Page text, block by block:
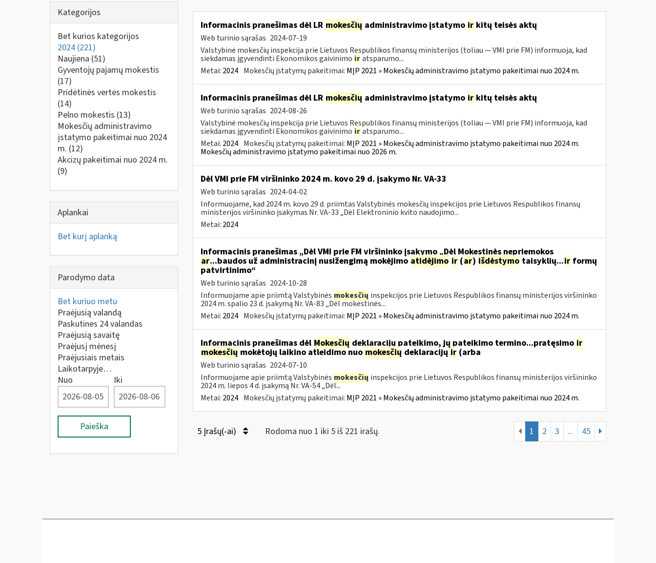
Kategorijos
Bet kurios kategorijos
2024 (221)
Naujiena (51)
Gyventojų pajamų mokestis
(17)
Pridėtinės vertės mokestis
(14)
Pelno mokestis (13)
Mokesčių administravimo
įstatymo pakeitimai nuo 2024
m. (12)
Akcizų pakeitimai nuo 2024 m.
(9)
Aplankai
Bet kurį aplanką
Parodymo data
Bet kuriuo metu
Praėjusią valandą
Paskutines 24 valandas
Praėjusią savaitę
Praėjusį mėnesį
Praėjusiais metais
Laikotarpyje…
Nuo
Iki
Paieška
Informacinis pranešimas dėl LR mokesčių administravimo įstatymo irkitų teisės aktų
Web turinio sąrašas 2024-07-19
Valstybinė mokesčių inspekcija prie Lietuvos Respublikos finansų ministerijos (toliau — VMI prie FM) informuoja, kad
siekdamas įgyvendinti Ekonomikos gaivinimo ir atsparumo...
Metai: 2024 Mokesčių įstatymų pakeitimai: MĮP 2021 » Mokesčių administravimo įstatymo pakeitimai nuo 2024 m.
Informacinis pranešimas dėl LR mokesčių administravimo įstatymo irkitų teisės aktų
Web turinio sąrašas 2024-08-26
Valstybinė mokesčių inspekcija prie Lietuvos Respublikos finansų ministerijos (toliau — VMI prie FM) informuoja, kad
siekdamas įgyvendinti Ekonomikos gaivinimo ir atsparumo...
Metai: 2024 Mokesčių įstatymų pakeitimai: MĮP 2021 » Mokesčių administravimo įstatymo pakeitimai nuo 2024 m.
Mokesčių administravimo įstatymo pakeitimai nuo 2026 m.
Dėl VMI prie FM viršininko 2024 m. kovo 29 d. įsakymo Nr. VA-33
Web turinio sąrašas 2024-04-02
Informuojame, kad 2024 m. kovo 29 d. priimtas Valstybinės mokesčių inspekcijos prie Lietuvos Respublikos finansų
ministerijos viršininko įsakymas Nr. VA-33 „Dėl Elektroninio kvito naudojimo...
Metai: 2024
Informacinis pranešimas „Dėl VMI prie FM viršininko įsakymo „Dėl Mokestinės nepriemokos
ar...baudos už administracinį nusižengimą mokėjimo atidėjimo ir(ar) išdėstymo taisyklių...irformų
patvirtinimo“
Web turinio sąrašas 2024-10-28
Informuojame apie priimtą Valstybinės mokesčių inspekcijos prie Lietuvos Respublikos finansų ministerijos viršininko
2024 m. spalio 23 d. įsakymą Nr. VA-83 „Dėl mokestinės...
Metai: 2024 Mokesčių įstatymų pakeitimai: MĮP 2021 » Mokesčių administravimo įstatymo pakeitimai nuo 2024 m.
Informacinis pranešimas dėl Mokesčių deklaracijų pateikimo, jų pateikimo termino...pratęsimo ir
mokesčių mokėtojų laikino atleidimo nuo mokesčių deklaracijų ir(arba
Web turinio sąrašas 2024-07-10
Informuojame apie priimtą Valstybinės mokesčių inspekcijos prie Lietuvos Respublikos finansų ministerijos viršininko
2024 m. liepos 4 d. įsakymą Nr. VA-54 „Dėl...
Metai: 2024 Mokesčių įstatymų pakeitimai: MĮP 2021 » Mokesčių administravimo įstatymo pakeitimai nuo 2024 m.
5 Įrašų(-ai) Rodoma nuo 1 iki 5 iš 221 irašų. 1 2 3 ... 45